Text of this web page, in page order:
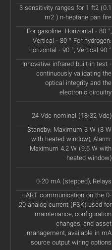
3 sensitivity ranges for 1 ft2 (0.1
m2 ) n-heptane pan fire
For gasoline: Horizontal - 80 °,
Vertical - 80 ° For hydrogen:
Horizontal - 90 °, Vertical 90 °
Innovative infrared built-in test -
continuously validating the
optical integrity and the
electronic circuitry
24 Vdc nominal (18-32 Vdc)
Standby: Maximum 3 W (8 W
with heated window), Alarm:
Maximum 4.2 W (9.6 W with
heated window)
0-20 mA (stepped), Relays
HART communication on the 0-
20 analog current (FSK) used for
maintenance, configuration
changes, and asset
management, available in mA
source output wiring options